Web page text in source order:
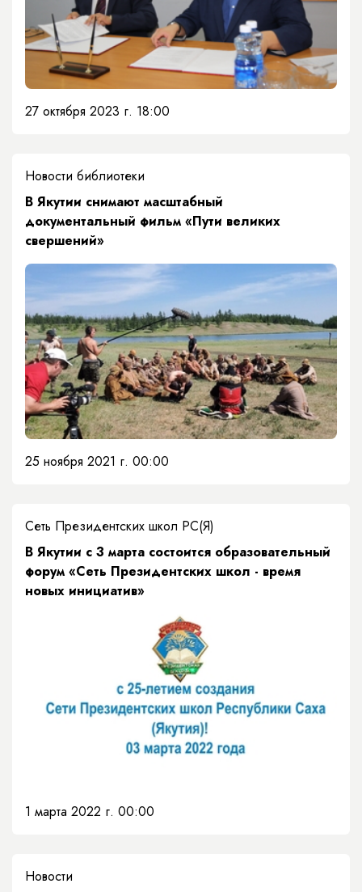
27 октября 2023 г. 18:00
Новости библиотеки
В Якутии снимают масштабный
документальный фильм «Пути великих
свершений»
25 ноября 2021 г. 00:00
Сеть Президентских школ РС(Я)
В Якутии с 3 марта состоится образовательный
форум «Сеть Президентских школ - время
новых инициатив»
1 марта 2022 г. 00:00
Новости